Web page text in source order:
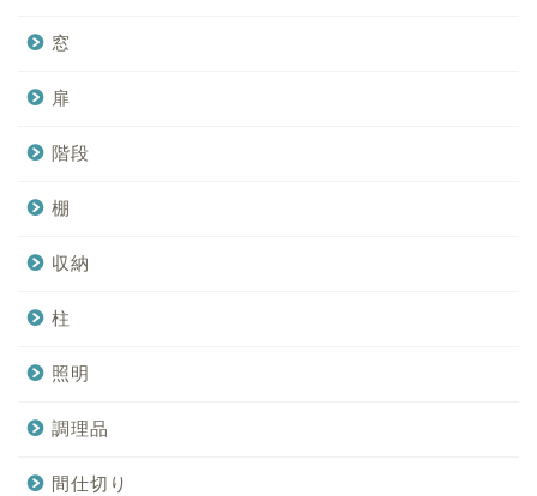
窓
扉
階段
棚
収納
柱
照明
調理品
間仕切り